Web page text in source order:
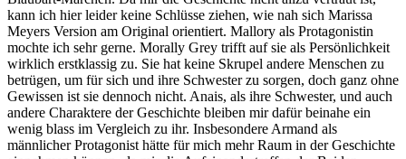
kann ich hier leider keine Schlüsse ziehen, wie nah sich Marissa
Meyers Version am Original orientiert. Mallory als Protagonistin
mochte ich sehr gerne. Morally Grey trifft auf sie als Persönlichkeit
wirklich erstklassig zu. Sie hat keine Skrupel andere Menschen zu
betrügen, um für sich und ihre Schwester zu sorgen, doch ganz ohne
Gewissen ist sie dennoch nicht. Anais, als ihre Schwester, und auch
andere Charaktere der Geschichte bleiben mir dafür beinahe ein
wenig blass im Vergleich zu ihr. Insbesondere Armand als
männlicher Protagonist hätte für mich mehr Raum in der Geschichte